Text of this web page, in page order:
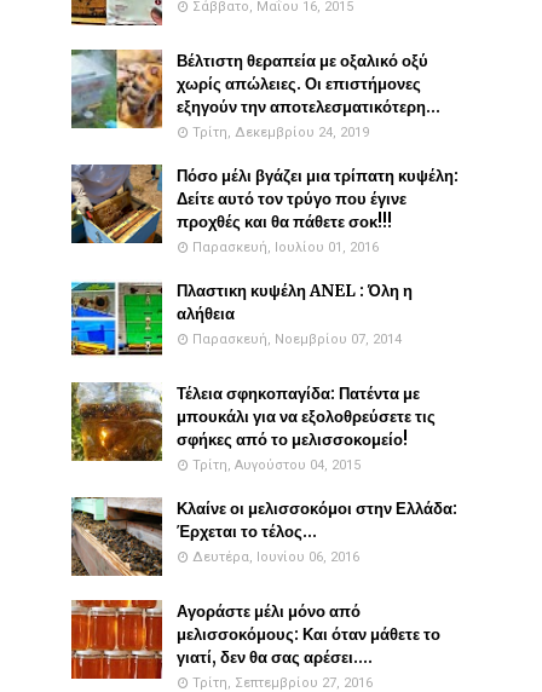
Σάββατο, Μαΐου 16, 2015
Βέλτιστη θεραπεία με οξαλικό οξύ
χωρίς απώλειες. Οι επιστήμονες
εξηγούν την αποτελεσματικότερη...
Τρίτη, Δεκεμβρίου 24, 2019
Πόσο μέλι βγάζει μια τρίπατη κυψέλη:
Δείτε αυτό τον τρύγο που έγινε
προχθές και θα πάθετε σοκ!!!
Παρασκευή, Ιουλίου 01, 2016
Πλαστικη κυψέλη ANEL : Όλη η
αλήθεια
Παρασκευή, Νοεμβρίου 07, 2014
Τέλεια σφηκοπαγίδα: Πατέντα με
μπουκάλι για να εξολοθρεύσετε τις
σφήκες από το μελισσοκομείο!
Τρίτη, Αυγούστου 04, 2015
Κλαίνε οι μελισσοκόμοι στην Ελλάδα:
Έρχεται το τέλος...
Δευτέρα, Ιουνίου 06, 2016
Αγοράστε μέλι μόνο από
μελισσοκόμους: Και όταν μάθετε το
γιατί, δεν θα σας αρέσει....
Τρίτη, Σεπτεμβρίου 27, 2016